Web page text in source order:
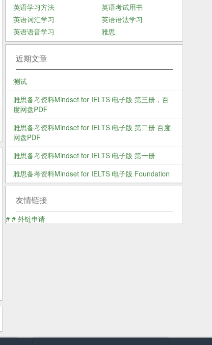
英语学习方法
英语考试用书
英语词汇学习
英语语法学习
英语语音学习
雅思
近期文章
测试
雅思备考资料Mindset for IELTS 电子版 第三册，百
度网盘PDF
雅思备考资料Mindset for IELTS 电子版 第二册 百度
网盘PDF
雅思备考资料Mindset for IELTS 电子版 第一册
雅思备考资料Mindset for IELTS 电子版 Foundation
友情链接
# # 外链申请